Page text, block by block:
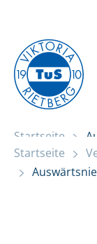
springen
Startseite
Sachsenroß
Startseite